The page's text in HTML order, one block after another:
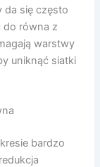
da się często
do równa z
warstwy
uniknąć siatki
bardzo